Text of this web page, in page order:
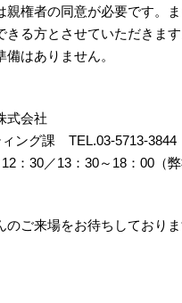
権者の同意が必要です。
る方とさせていただきます
はありません。
式会社
ング課 TEL.03-5713-3844
：30／13：30～18：00（弊
のご来場をお待ちしておりま